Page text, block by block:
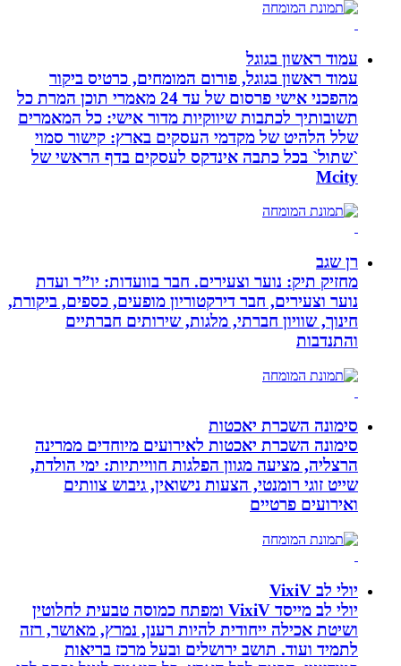
עמוד ראשון בגוגל
עמוד ראשון בגוגל, פורום המומחים, כרטיס ביקור
מהפכני אישי פרסום של עד 24 מאמרי תוכן המרת כל
תשובותיך לכתבות שיווקיות מדור אישי: כל המאמרים
שלל הלהיט של מקדמי העסקים בארץ: קישור סמוי
`שתול` בכל כתבה אינדקס לעסקים בדף הראשי של
Mcity
רן שגב
מחזיק תיק: נוער וצעירים. חבר בוועדות: יו”ר ועדת
נוער וצעירים, חבר דירקטוריון מופעים, כספים, ביקורת,
חינוך, שוויון חברתי, מלגות, שירותים חברתיים
והתנדבות
סימונה השכרת יאכטות
סימונה השכרת יאכטות לאירועים מיוחדים ממרינה
הרצליה, מציעה מגוון הפלגות חווייתיות: ימי הולדת,
שייט זוגי רומנטי, הצעות נישואין, גיבוש צוותים
ואירועים פרטיים
יולי לב VixiV
יולי לב מייסד VixiV ומפתח כמוסה טבעית לחלוטין
ושיטת אכילה ייחודית להיות רענן, נמרץ, מאושר, רזה
לתמיד ועוד. תושב ירושלים ובעל מרכז בריאות